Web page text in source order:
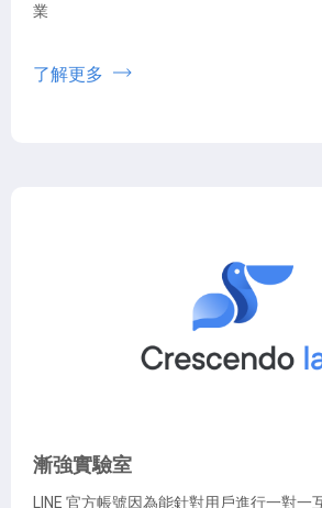
業
了解更多
漸強實驗室
LINE 官方帳號因為能針對用戶進行一對